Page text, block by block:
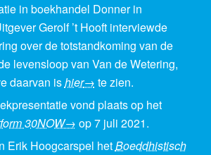
in boekhandel Donner in
Gerolf ’t Hooft interviewde
over de totstandkoming van de
levensloop van Van de Wetering,
daarvan ishier→ te zien.
vond plaats op het
30NOW→ op 7 juli 2021.
Erik Hoogcarspel hetBoeddhistisch